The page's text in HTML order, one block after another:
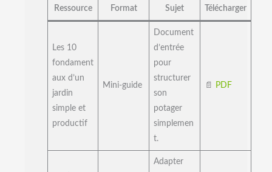
Ressource Format Sujet Télécharger
Les 10
fondament
aux d’un
jardin
simple et
productif
Mini-guide
Document
d’entrée
pour
structurer
son
potager
simplemen
t.
📄 PDF
Adapter